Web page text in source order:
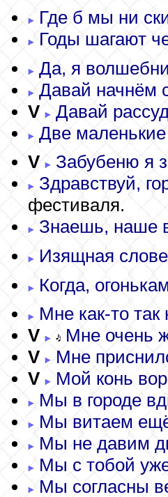
Где б мы ни
Годы шагают
Да, я
Давай начнём
V
Давай
Две маленькие
V
Забубеню я
Здравствуй,
фестиваля.
Знаешь, наше
Изящная
Когда,
Мне как-то так
V
Мне очень
V
Мне
V
Мой конь
Мы в городе
Мы витаем
Мы не давим
Мы с тобой
Мы согласны